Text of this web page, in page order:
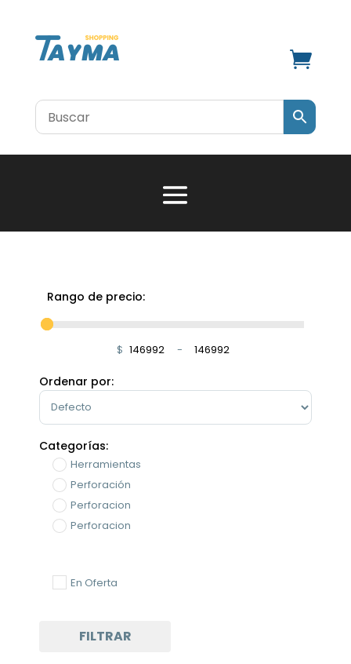

Rango de precio:
$ Minimum Price
-
Maximum Price
Ordenar por:
Sort Products
Categorías:
Herramientas
Perforación
Perforacion
Perforacion
En Oferta
FILTRAR